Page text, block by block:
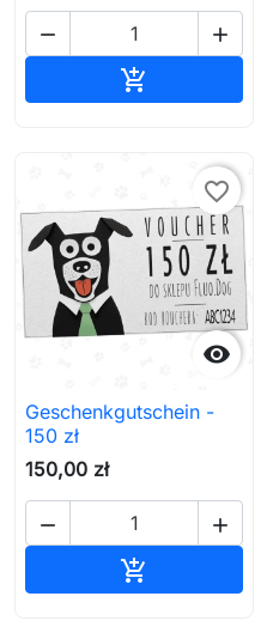
 


favorite_border
Geschenkgutschein -
150 zł
150,00 zł
 
